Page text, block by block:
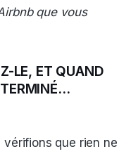
que vous
LE, ET QUAND
que rien ne